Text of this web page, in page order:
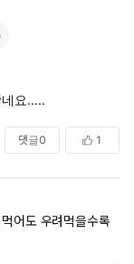
네요.....
댓글0 1
어도 우려먹을수록